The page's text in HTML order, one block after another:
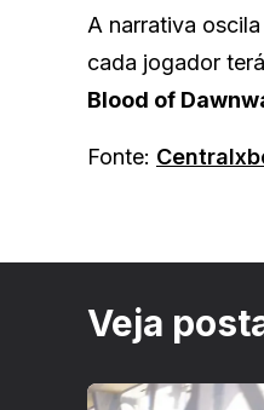
A narrativa
cada jogador
Blood of
Fonte:
Veja